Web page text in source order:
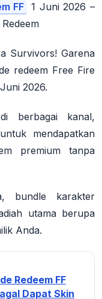
FF
1 Juni 2026 –
Survivors! Garena
redeem Free Fire
2026.
berbagai kanal,
mendapatkan
premium tanpa
bundle karakter
utama berupa
Anda.
Redeem FF
Dapat Skin